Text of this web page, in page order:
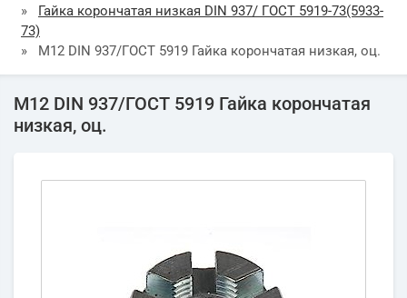
»
Гайка корончатая низкая DIN 937/ ГОСТ 5919-73(5933-
73)
»
М12 DIN 937/ГОСТ 5919 Гайка корончатая низкая, оц.
М12 DIN 937/ГОСТ 5919 Гайка корончатая
низкая, оц.